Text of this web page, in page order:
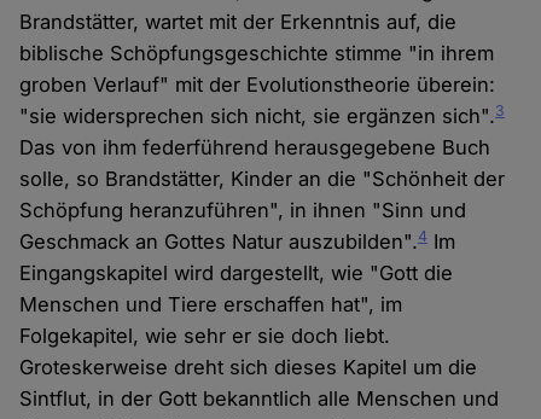
Brandstätter, wartet mit der Erkenntnis auf, die
biblische Schöpfungsgeschichte stimme "in ihrem
groben Verlauf" mit der Evolutionstheorie überein:
"sie widersprechen sich nicht, sie ergänzen sich".3
Das von ihm federführend herausgegebene Buch
solle, so Brandstätter, Kinder an die "Schönheit der
Schöpfung heranzuführen", in ihnen "Sinn und
Geschmack an Gottes Natur auszubilden".4 Im
Eingangskapitel wird dargestellt, wie "Gott die
Menschen und Tiere erschaffen hat", im
Folgekapitel, wie sehr er sie doch liebt.
Groteskerweise dreht sich dieses Kapitel um die
Sintflut, in der Gott bekanntlich alle Menschen und